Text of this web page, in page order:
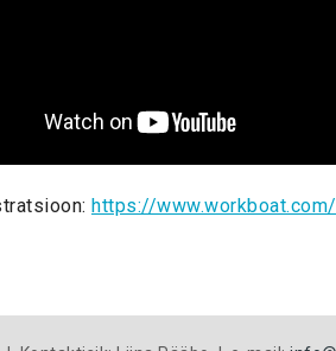
https://www.workboat.com/